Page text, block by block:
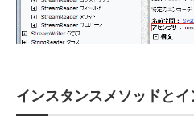
インスタンスメソッドと